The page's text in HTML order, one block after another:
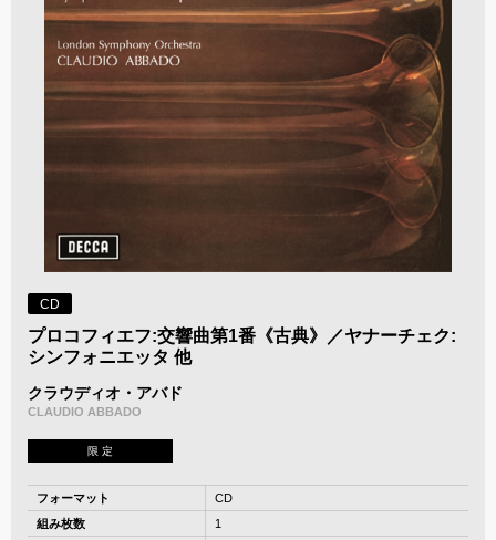
CD
プロコフィエフ:交響曲第1番《古典》／ヤナーチェク:
シンフォニエッタ 他
クラウディオ・アバド
CLAUDIO ABBADO
限 定
フォーマット
CD
組み枚数
1